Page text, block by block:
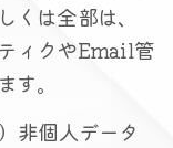
くは全部は、
ィクやEmail管
。
非個人データ